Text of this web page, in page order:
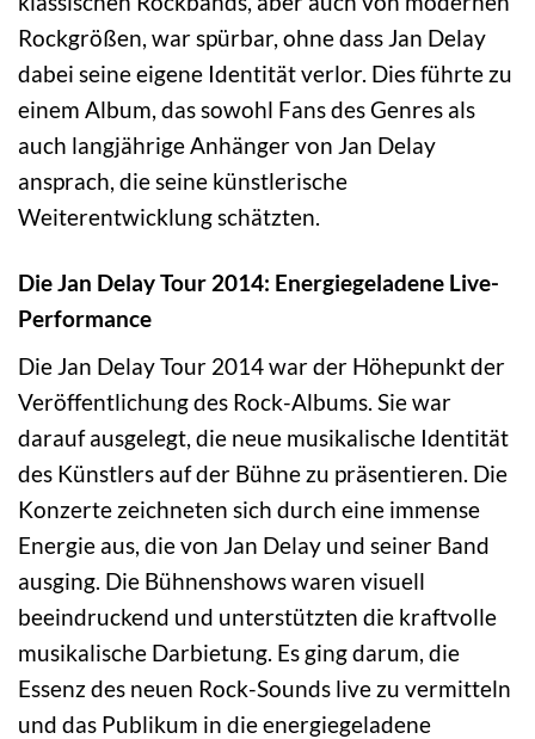
Rockgrößen, war spürbar, ohne dass Jan Delay
dabei seine eigene Identität verlor. Dies führte zu
einem Album, das sowohl Fans des Genres als
auch langjährige Anhänger von Jan Delay
ansprach, die seine künstlerische
Weiterentwicklung schätzten.
Die Jan Delay Tour 2014: Energiegeladene Live-
Performance
Die Jan Delay Tour 2014 war der Höhepunkt der
Veröffentlichung des Rock-Albums. Sie war
darauf ausgelegt, die neue musikalische Identität
des Künstlers auf der Bühne zu präsentieren. Die
Konzerte zeichneten sich durch eine immense
Energie aus, die von Jan Delay und seiner Band
ausging. Die Bühnenshows waren visuell
beeindruckend und unterstützten die kraftvolle
musikalische Darbietung. Es ging darum, die
Essenz des neuen Rock-Sounds live zu vermitteln
und das Publikum in die energiegeladene